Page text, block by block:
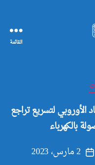
القائمة
الأوروبي لتسريع تراجع
بالكهرباء
تاريخ
2 مارس، 2023